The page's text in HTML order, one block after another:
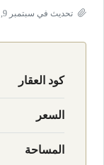
تحديث في سبتمبر 9, 2025 في 8:36 م
كود العقار
السعر
المساحة